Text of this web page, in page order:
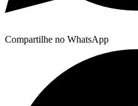
Compartilhe no WhatsApp